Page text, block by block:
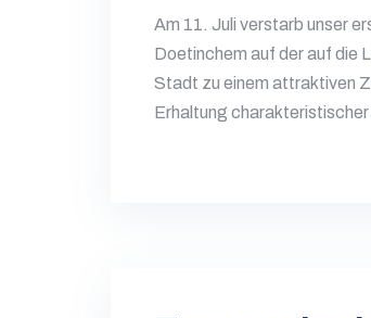
Am 11. Juli verstarb unser
Doetinchem auf der auf die
Stadt zu einem attraktiven
Erhaltung